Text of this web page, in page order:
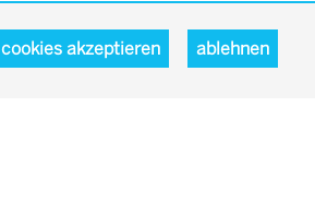
cookies akzeptieren ablehnen